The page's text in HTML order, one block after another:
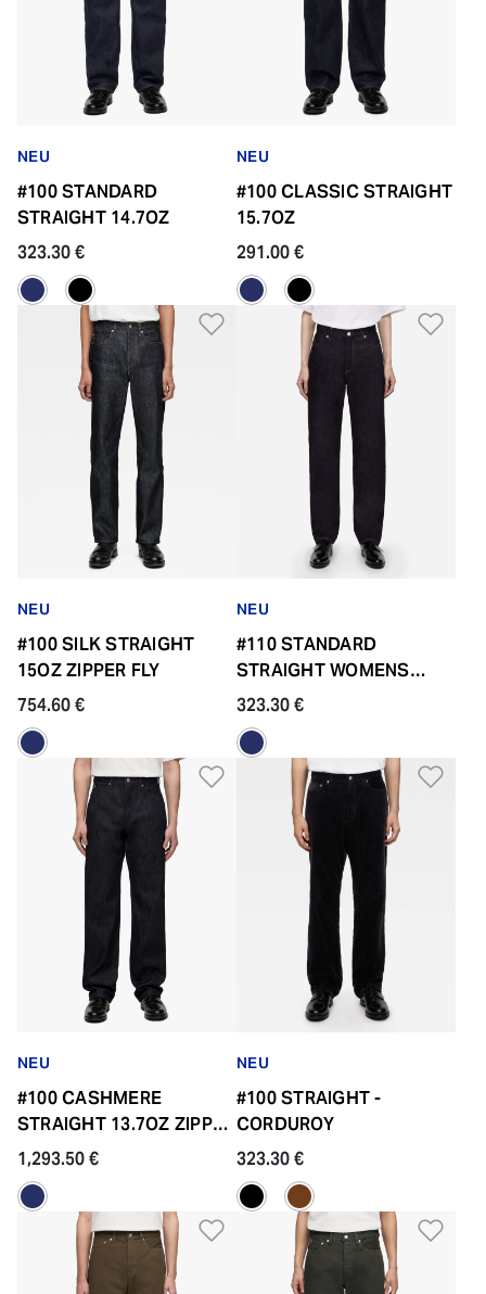
NEU
#100 STANDARD
STRAIGHT 14.7OZ
323.30 €
NEU
#100 CLASSIC STRAIGHT
15.7OZ
291.00 €
Zur Wunschliste
NEU
#100 SILK STRAIGHT
15OZ ZIPPER FLY
754.60 €
Zur
NEU
#110 STANDARD
STRAIGHT WOMENS
14.7OZ ZIPPER FLY
323.30 €
Zur Wunschliste
NEU
#100 CASHMERE
STRAIGHT 13.7OZ ZIPPER
FLY
1,293.50 €
Zur
NEU
#100 STRAIGHT -
CORDUROY
323.30 €
Zur Wunschliste Zur